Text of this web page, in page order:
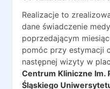
Realizacje to
dane świadczenie
poprzedającym
pomóc przy estymacji
następnej wizyty w
Centrum Kliniczne Im.
Śląskiego